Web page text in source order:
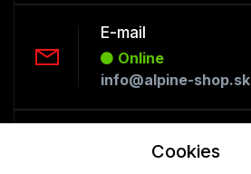
E-mail
Online
info@alpine-shop.sk
OfflineCookies